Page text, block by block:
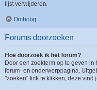
lijst verwijderen.
Omhoog
Forums doorzoeken
Hoe doorzoek ik het forum?
Door een zoekterm op te geven
forum- en onderwerppagina.
"zoeken" link te klikken, deze vind